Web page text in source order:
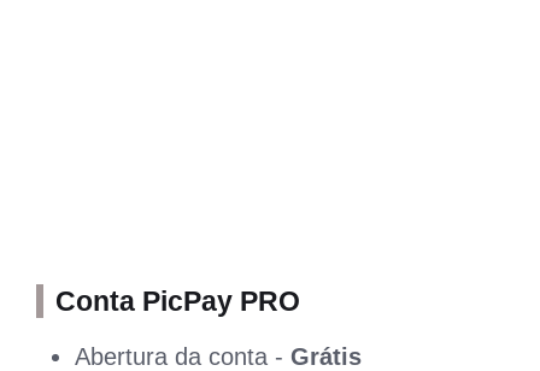
Conta PicPay PRO
Abertura da conta - Grátis